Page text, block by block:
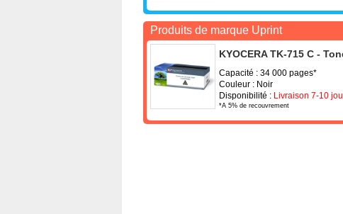
Produits de marque Uprint
KYOCERA TK-715 C -
Capacité : 34 000 pages*
Couleur : Noir
Disponibilité : Livraison 7-10
*A 5% de recouvrement